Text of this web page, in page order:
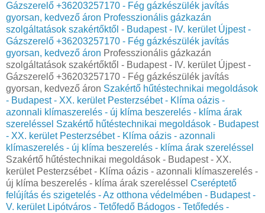
Gázszerelő +36203257170 - Fég gázkészülék javítás
gyorsan, kedvező áron Professzionális gázkazán
szolgáltatások szakértőktől - Budapest - IV. kerület Újpest -
Gázszerelő +36203257170 - Fég gázkészülék javítás
gyorsan, kedvező áron Professzionális gázkazán
szolgáltatások szakértőktől - Budapest - IV. kerület Újpest -
Gázszerelő +36203257170 - Fég gázkészülék javítás
gyorsan, kedvező áron Szakértő hűtéstechnikai megoldások
- Budapest - XX. kerület Pesterzsébet - Klíma oázis -
azonnali klímaszerelés - új klíma beszerelés - klíma árak
szereléssel Szakértő hűtéstechnikai megoldások - Budapest
- XX. kerület Pesterzsébet - Klíma oázis - azonnali
klímaszerelés - új klíma beszerelés - klíma árak szereléssel
Szakértő hűtéstechnikai megoldások - Budapest - XX.
kerület Pesterzsébet - Klíma oázis - azonnali klímaszerelés -
új klíma beszerelés - klíma árak szereléssel Cseréptető
felújítás és szigetelés - Az otthona védelmében - Budapest -
V. kerület Lipótváros - Tetőfedő Bádogos - Tetőfedés -